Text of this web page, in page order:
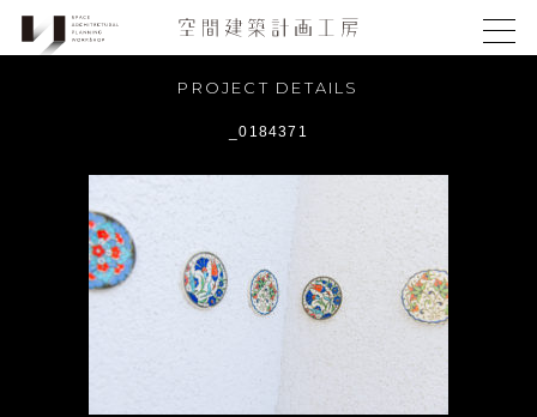
PROJECT DETAILS
_0184371